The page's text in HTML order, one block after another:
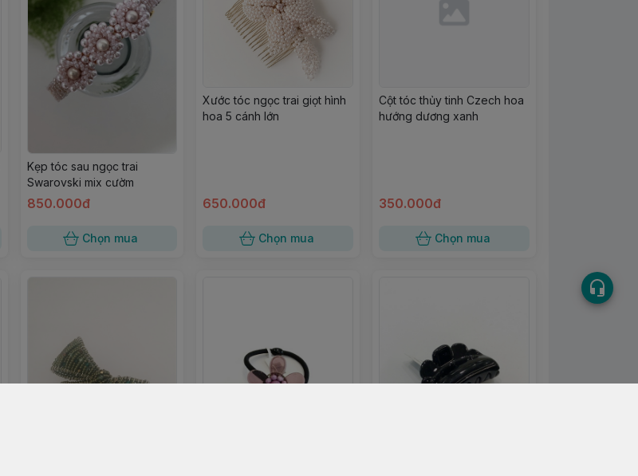
Kẹp tóc sau ngọc trai
Swarovski mix cườm
850.000đ
Chọn mua
Xước tóc ngọc trai giọt hình
hoa 5 cánh lớn
650.000đ
Chọn mua
Cột tóc thủy tinh Czech hoa
hướng dương xanh
350.000đ
Chọn mua